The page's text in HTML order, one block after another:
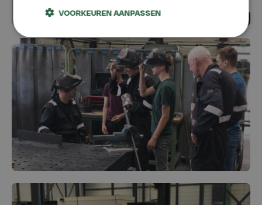
VOORKEUREN AANPASSEN